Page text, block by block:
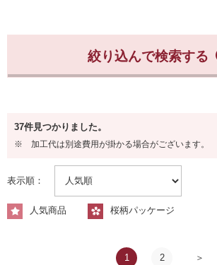
絞り込んで検索する
マフラータオル
37件見つかりました。
※ 加工代は別途費用が掛かる場合がございます。
表示順：
人気商品 桜柄パッケージ
1 2